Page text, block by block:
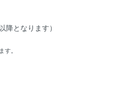
となります）
。